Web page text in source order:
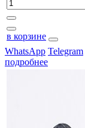
в корзине
WhatsApp Telegram
подробнее